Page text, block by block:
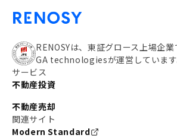
RENOSYは、東証グロース上場企業
GA technologiesが運営しています
サービス
不動産投資
不動産売却
関連サイト
Modern Standard